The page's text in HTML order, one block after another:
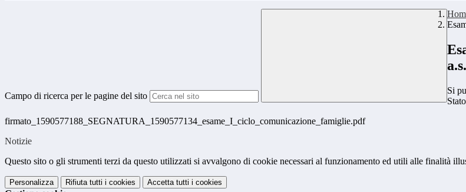
Campo di ricerca per le pagine del sito
Si
firmato_1590577188_SEGNATURA_1590577134_esame_I_ciclo_comunicazione_famiglie.pdf
Notizie
Questo sito o gli strumenti terzi da questo utilizzati si avvalgono di cookie necessari al funzionamento ed utili alle finalità
Personalizza Rifiuta tutti i cookies Accetta tutti i cookies